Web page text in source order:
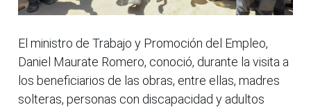
El ministro de Trabajo y Promoción del Empleo,
Daniel Maurate Romero, conoció, durante la visita a
los beneficiarios de las obras, entre ellas, madres
solteras, personas con discapacidad y adultos